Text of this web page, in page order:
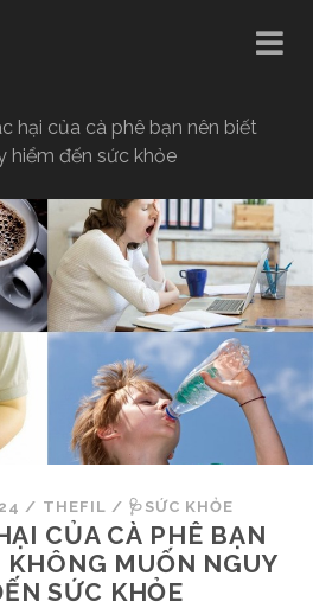
hại của cà phê bạn nên biết
hiểm đến sức khỏe
/ THEFIL / 🩺SỨC KHỎE
CỦA CÀ PHÊ BẠN
KHÔNG MUỐN NGUY
SỨC KHỎE